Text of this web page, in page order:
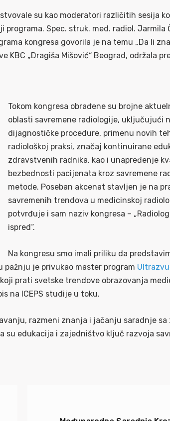
su kao moderatori različitih sesija
Spec. struk. med. radiol. Jarmila
kongresa govorila je na temu „Da li
KBC „Dragiša Mišović“ Beograd, održala
Tokom kongresa obrađene su brojne
oblasti savremene radiologije, uključujući
dijagnostičke procedure, primenu novih
radiološkoj praksi, značaj kontinuirane
zdravstvenih radnika, kao i unapređenje
bezbednosti pacijenata kroz savremene
metode. Poseban akcenat stavljen je na
savremenih trendova u medicinskoj
potvrđuje i sam naziv kongresa –
ispred“.
Na kongresu smo imali priliku da
pažnju je privukao master program
prati svetske trendove obrazovanja
na ICEPS studije u toku.
razmeni znanja i jačanju saradnje
edukacija i zajedništvo ključ razvoja